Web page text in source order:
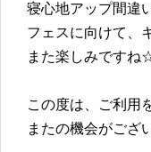
寝心地アップ間違
フェスに向けて、
また楽しみですね
この度は、ご利用
またの機会がござ